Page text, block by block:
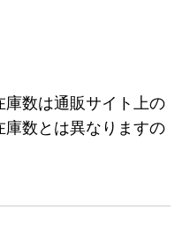
数は通販サイト上の
数とは異なりますの